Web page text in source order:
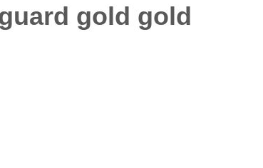
gold gold